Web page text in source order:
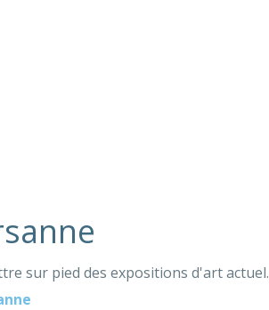
sur pied des expositions d'art actuel.